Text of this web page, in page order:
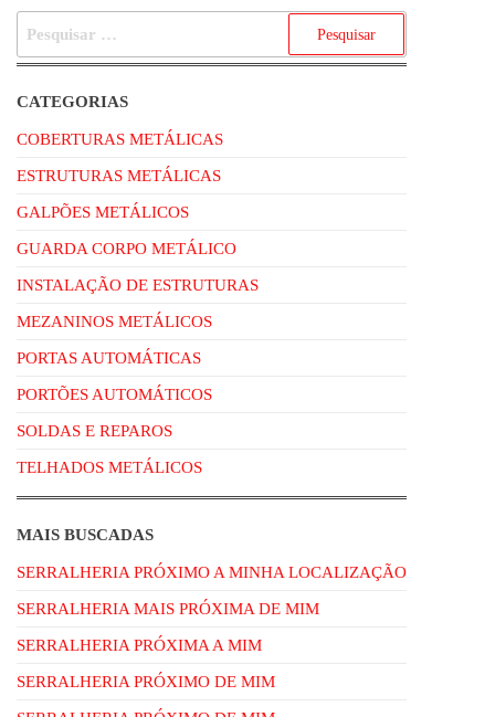
CATEGORIAS
COBERTURAS METÁLICAS
ESTRUTURAS METÁLICAS
GALPÕES METÁLICOS
GUARDA CORPO METÁLICO
INSTALAÇÃO DE ESTRUTURAS
MEZANINOS METÁLICOS
PORTAS AUTOMÁTICAS
PORTÕES AUTOMÁTICOS
SOLDAS E REPAROS
TELHADOS METÁLICOS
MAIS BUSCADAS
SERRALHERIA PRÓXIMO A MINHA LOCALIZAÇÃO
SERRALHERIA MAIS PRÓXIMA DE MIM
SERRALHERIA PRÓXIMA A MIM
SERRALHERIA PRÓXIMO DE MIM